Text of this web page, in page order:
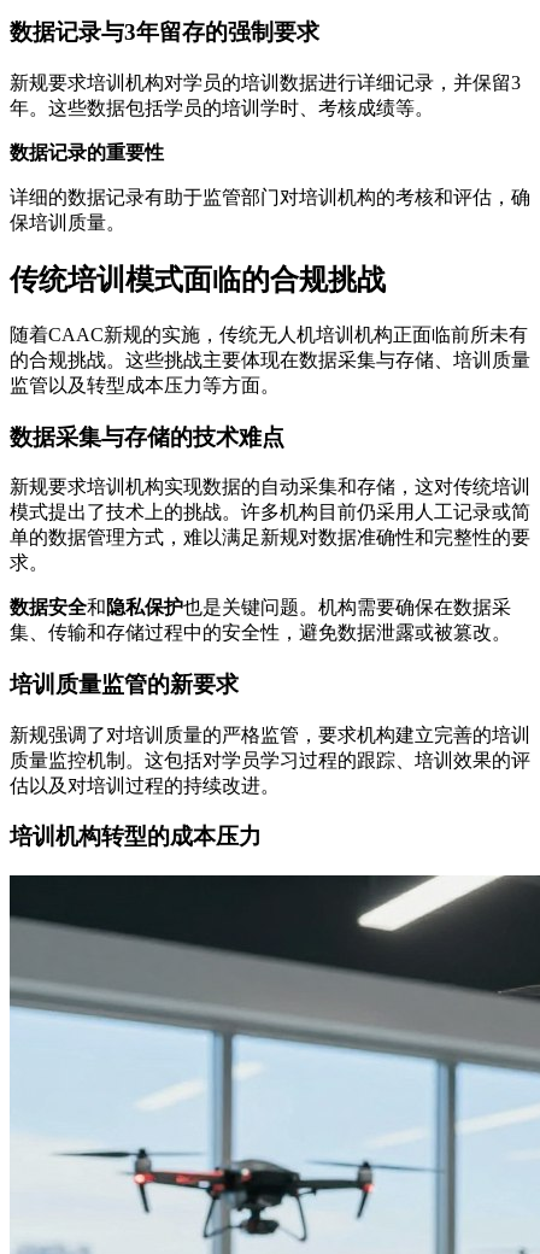
数据记录与3年留存的强制要求
新规要求培训机构对学员的培训数据进行详细记录，并保留3
年。这些数据包括学员的培训学时、考核成绩等。
数据记录的重要性
详细的数据记录有助于监管部门对培训机构的考核和评估，确
保培训质量。
传统培训模式面临的合规挑战
随着CAAC新规的实施，传统无人机培训机构正面临前所未有
的合规挑战。这些挑战主要体现在数据采集与存储、培训质量
监管以及转型成本压力等方面。
数据采集与存储的技术难点
新规要求培训机构实现数据的自动采集和存储，这对传统培训
模式提出了技术上的挑战。许多机构目前仍采用人工记录或简
单的数据管理方式，难以满足新规对数据准确性和完整性的要
求。
数据安全和隐私保护也是关键问题。机构需要确保在数据采
集、传输和存储过程中的安全性，避免数据泄露或被篡改。
培训质量监管的新要求
新规强调了对培训质量的严格监管，要求机构建立完善的培训
质量监控机制。这包括对学员学习过程的跟踪、培训效果的评
估以及对培训过程的持续改进。
培训机构转型的成本压力